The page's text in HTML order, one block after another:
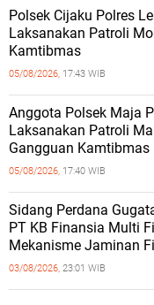
Polsek Cijaku Polres
Laksanakan Patroli
Kamtibmas
05/08/2026, 17:43 WIB
Anggota Polsek Maja
Laksanakan Patroli
Gangguan Kamtibmas
05/08/2026, 17:40 WIB
Sidang Perdana
PT KB Finansia Multi
Mekanisme Jaminan
03/08/2026, 23:01 WIB